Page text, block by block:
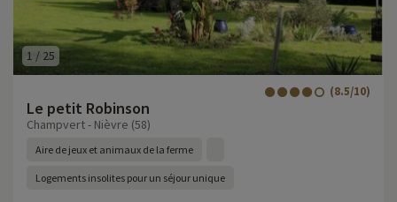
1 / 25
Le petit Robinson
(8.5/10)
Champvert - Nièvre (58)
Aire de jeux et animaux de la ferme
Logements insolites pour un séjour unique